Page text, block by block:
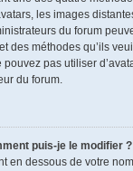
les images
du forum
des méthodes qu’ils
pas utiliser
du forum.
puis-je le modifier ?
en dessous de votre